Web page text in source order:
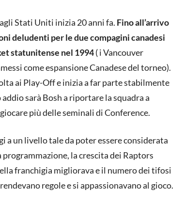
Stati Uniti inizia 20 anni fa. Fino all’arrivo
deludenti per le due compagini canadesi
statunitense nel 1994( i Vancouver
come espansione Canadese del torneo).
ai Play-Off e inizia a far parte stabilmente
sarà Bosh a riportare la squadra a
più delle seminali di Conference.
a un livello tale da poter essere considerata
la crescita dei Raptors
franchigia migliorava e il numero dei tifosi
regole e si appassionavano al gioco.